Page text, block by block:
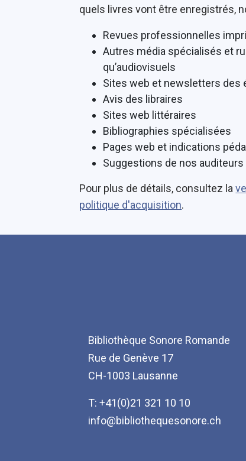
quels livres vont être enregistrés,
Revues professionnelles
Autres média spécialisés et
qu’audiovisuels
Sites web et newsletters des
Avis des libraires
Sites web littéraires
Bibliographies spécialisées
Pages web et indications
Suggestions de nos
Pour plus de détails, consultez la
politique d'acquisition.
Bibliothèque Sonore Romande
Rue de Genève 17
CH-1003 Lausanne
T: +41(0)21 321 10 10
info@bibliothequesonore.ch